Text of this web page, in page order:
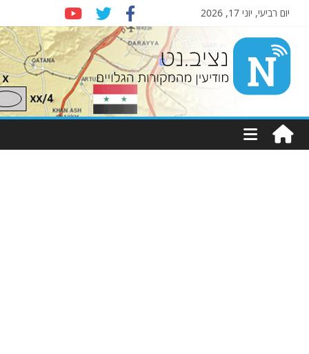
יום רביעי, יוני 17, 2026
Nziv.net
מודיעין
מהמקורות